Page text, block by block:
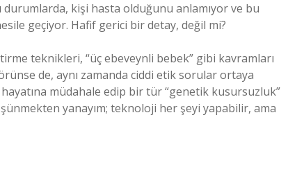
kişi hasta olduğunu anlamıyor ve bu
geçiyor. Hafif gerici bir detay, değil mi?
teknikleri, “üç ebeveynli bebek” gibi kavramları
de, aynı zamanda ciddi etik sorular ortaya
müdahale edip bir tür “genetik kusursuzluk”
yanayım; teknoloji her şeyi yapabilir, ama